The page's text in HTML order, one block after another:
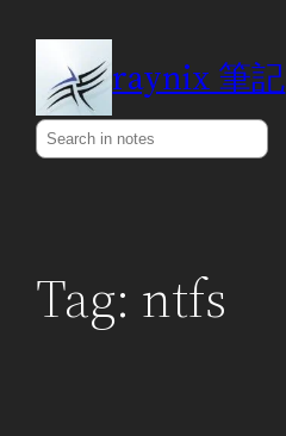
content
raynix 筆記
Search
Tag: ntfs